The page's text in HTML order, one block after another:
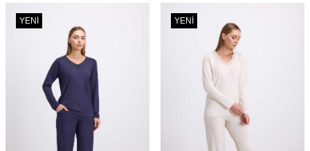
YENI YENI